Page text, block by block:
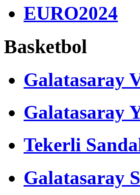
EURO2024
Basketbol
Galatasaray
Galatasaray
Tekerli
Galatasaray